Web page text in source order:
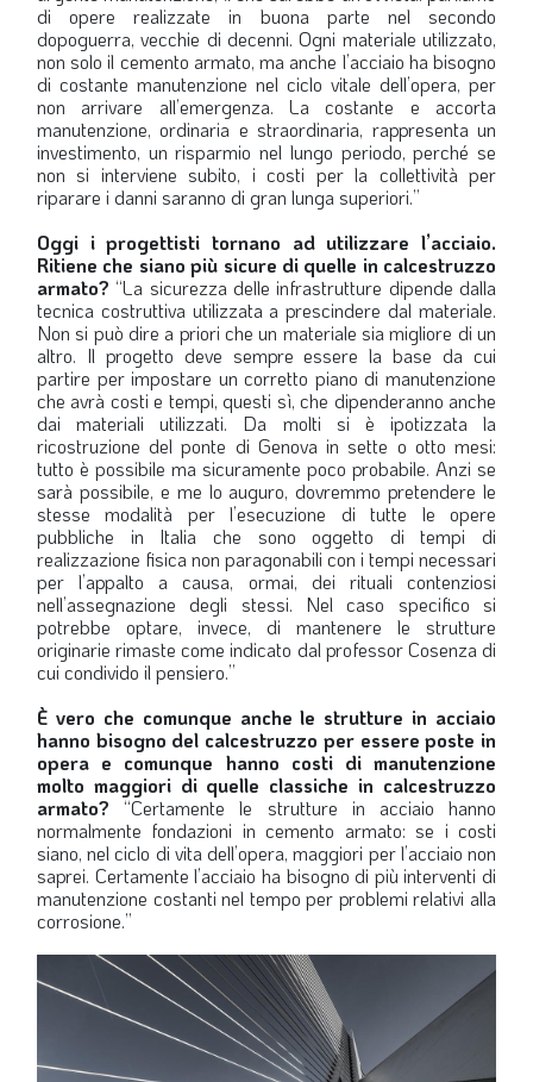
di opere realizzate in buona parte nel secondo
dopoguerra, vecchie di decenni. Ogni materiale utilizzato,
non solo il cemento armato, ma anche l’acciaio ha bisogno
di costante manutenzione nel ciclo vitale dell’opera, per
non arrivare all’emergenza. La costante e accorta
manutenzione, ordinaria e straordinaria, rappresenta un
investimento, un risparmio nel lungo periodo, perché se
non si interviene subito, i costi per la collettività per
riparare i danni saranno di gran lunga superiori.”
Oggi i progettisti tornano ad utilizzare l’acciaio.
Ritiene che siano più sicure di quelle in calcestruzzo
armato? “La sicurezza delle infrastrutture dipende dalla
tecnica costruttiva utilizzata a prescindere dal materiale.
Non si può dire a priori che un materiale sia migliore di un
altro. Il progetto deve sempre essere la base da cui
partire per impostare un corretto piano di manutenzione
che avrà costi e tempi, questi sì, che dipenderanno anche
dai materiali utilizzati. Da molti si è ipotizzata la
ricostruzione del ponte di Genova in sette o otto mesi:
tutto è possibile ma sicuramente poco probabile. Anzi se
sarà possibile, e me lo auguro, dovremmo pretendere le
stesse modalità per l’esecuzione di tutte le opere
pubbliche in Italia che sono oggetto di tempi di
realizzazione fisica non paragonabili con i tempi necessari
per l’appalto a causa, ormai, dei rituali contenziosi
nell’assegnazione degli stessi. Nel caso specifico si
potrebbe optare, invece, di mantenere le strutture
originarie rimaste come indicato dal professor Cosenza di
cui condivido il pensiero.”
È vero che comunque anche le strutture in acciaio
hanno bisogno del calcestruzzo per essere poste in
opera e comunque hanno costi di manutenzione
molto maggiori di quelle classiche in calcestruzzo
armato? “Certamente le strutture in acciaio hanno
normalmente fondazioni in cemento armato: se i costi
siano, nel ciclo di vita dell’opera, maggiori per l’acciaio non
saprei. Certamente l’acciaio ha bisogno di più interventi di
manutenzione costanti nel tempo per problemi relativi alla
corrosione.”